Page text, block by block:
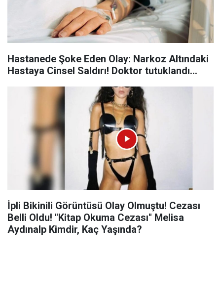
Hastanede Şoke Eden Olay: Narkoz Altındaki
Hastaya Cinsel Saldırı! Doktor tutuklandı...
İpli Bikinili Görüntüsü Olay Olmuştu! Cezası
Belli Oldu! "Kitap Okuma Cezası" Melisa
Aydınalp Kimdir, Kaç Yaşında?